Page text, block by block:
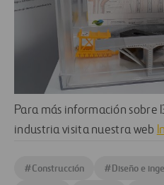
Para más información sobre
industria visita nuestra web
#Construcción #Diseño e